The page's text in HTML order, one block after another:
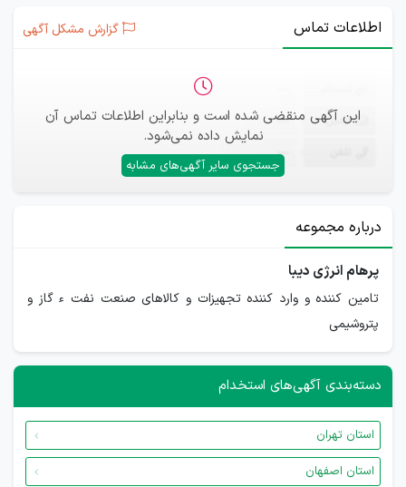
اطلاعات تماس گزارش مشکل آگهی
این آگهی منقضی شده است و بنابراین اطلاعات تماس آن
نمایش داده نمی‌شود.
جستجوی سایر آگهی‌های مشابه
ایمیل —
—
درباره مجموعه
پرهام انرژی دیبا
تامین کننده و وارد کننده تجهیزات و کالاهای صنعت نفت ء گاز و
پتروشیمی
دسته‌بندی آگهی‌های استخدام
استان تهران
استان اصفهان